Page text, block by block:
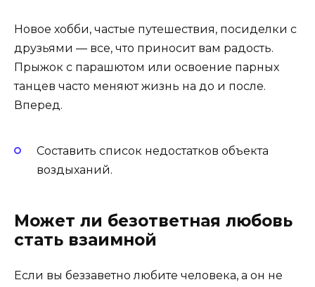
Новое хобби, частые путешествия, посиделки с
друзьями — все, что приносит вам радость.
Прыжок с парашютом или освоение парных
танцев часто меняют жизнь на до и после.
Вперед.
Составить список недостатков объекта
воздыханий.
Может ли безответная любовь
стать взаимной
Если вы беззаветно любите человека, а он не